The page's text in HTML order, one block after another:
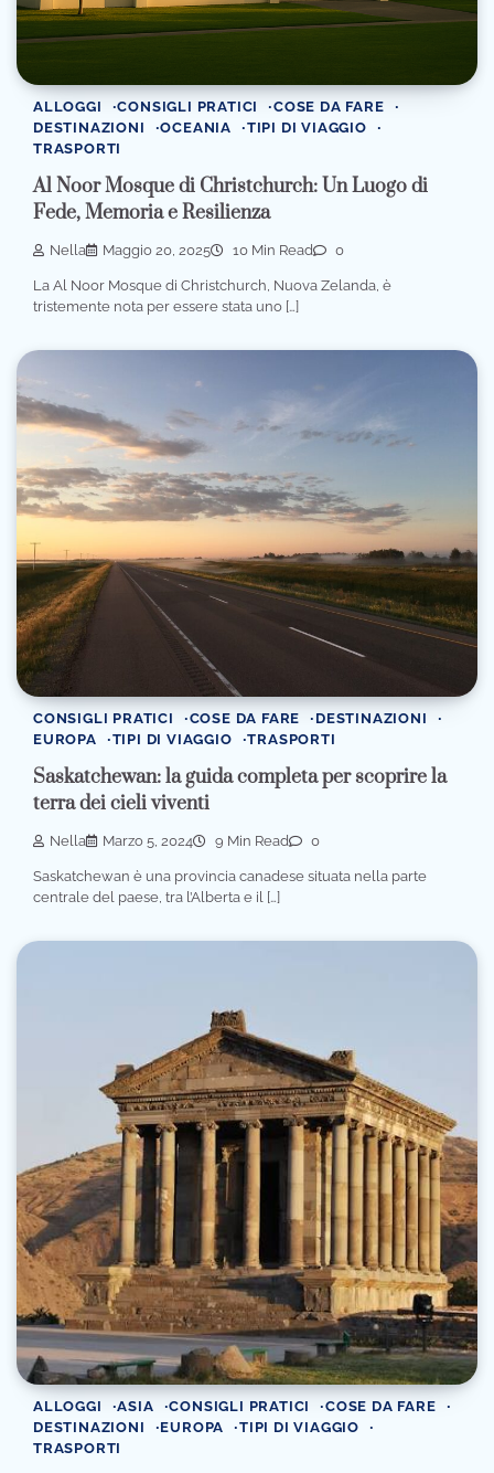
ALLOGGI CONSIGLI PRATICI
COSE DA FARE
DESTINAZIONI
OCEANIA
TIPI DI VIAGGIO
TRASPORTI
Al Noor Mosque di Christchurch: Un Luogo di
Fede, Memoria e Resilienza
Nella Maggio 20, 2025 10 Min Read 0
La Al Noor Mosque di Christchurch, Nuova Zelanda, è
tristemente nota per essere stata uno […]
CONSIGLI PRATICI COSE DA FARE
DESTINAZIONI
EUROPA
TIPI DI VIAGGIO TRASPORTI
Saskatchewan: la guida completa per scoprire la
terra dei cieli viventi
Nella Marzo 5, 2024 9 Min Read 0
Saskatchewan è una provincia canadese situata nella parte
centrale del paese, tra l’Alberta e il […]
ALLOGGI ASIA CONSIGLI PRATICI
COSE DA FARE
DESTINAZIONI
EUROPA
TIPI DI VIAGGIO
TRASPORTI